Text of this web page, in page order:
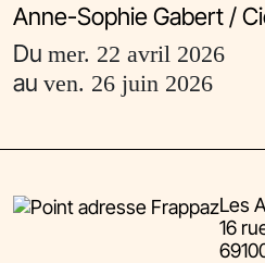
Anne-Sophie Gabert /
Du mer. 22 avril 2026
au ven. 26 juin 2026
Les
16